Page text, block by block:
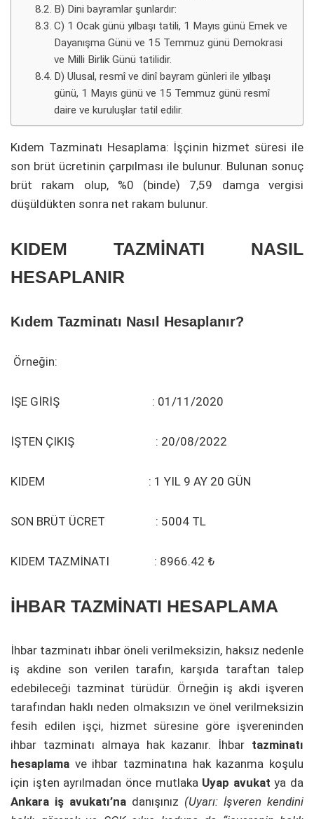
B) Dini bayramlar şunlardır:
C) 1 Ocak günü yılbaşı tatili, 1 Mayıs günü Emek ve
Dayanışma Günü ve 15 Temmuz günü Demokrasi
ve Milli Birlik Günü tatilidir.
D) Ulusal, resmî ve dinî bayram günleri ile yılbaşı
günü, 1 Mayıs günü ve 15 Temmuz günü resmî
daire ve kuruluşlar tatil edilir.
Kıdem Tazminatı Hesaplama: İşçinin hizmet süresi ile
son brüt ücretinin çarpılması ile bulunur. Bulunan sonuç
brüt rakam olup, %0 (binde) 7,59 damga vergisi
düşüldükten sonra net rakam bulunur.
KIDEM TAZMİNATI NASIL
HESAPLANIR
Kıdem Tazminatı Nasıl Hesaplanır?
Örneğin:
İŞE GİRİŞ : 01/11/2020
İŞTEN ÇIKIŞ : 20/08/2022
KIDEM : 1 YIL 9 AY 20 GÜN
SON BRÜT ÜCRET : 5004 TL
KIDEM TAZMİNATI : 8966.42 ₺
İHBAR TAZMİNATI HESAPLAMA
İhbar tazminatı ihbar öneli verilmeksizin, haksız nedenle
iş akdine son verilen tarafın, karşıda taraftan talep
edebileceği tazminat türüdür. Örneğin iş akdi işveren
tarafından haklı neden olmaksızın ve önel verilmeksizin
fesih edilen işçi, hizmet süresine göre işvereninden
ihbar tazminatı almaya hak kazanır. İhbar tazminatı
hesaplama ve ihbar tazminatına hak kazanma koşulu
için işten ayrılmadan önce mutlaka Uyap avukat ya da
Ankara iş avukatı’na danışınız (Uyarı: İşveren kendini